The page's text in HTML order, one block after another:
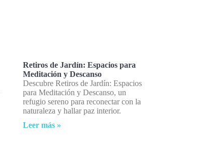
Retiros de Jardín: Espacios para
Meditación y Descanso
Descubre Retiros de Jardín: Espacios
para Meditación y Descanso, un
refugio sereno para reconectar con la
naturaleza y hallar paz interior.
Leer más »